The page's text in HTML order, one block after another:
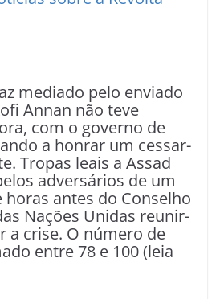
mediado pelo enviado
Annan não teve
com o governo de
a honrar um cessar-
Tropas leais a Assad
adversários de um
horas antes do Conselho
Nações Unidas reunir-
a crise. O número de
entre 78 e 100 (leia